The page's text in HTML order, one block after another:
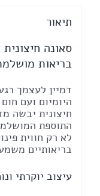
תיאור
סאונה
בריאות
דמיין לעצמך
היומיום ועם
התוספת
לא רק חווית
בריאותיים
עיצוב יוקרתי